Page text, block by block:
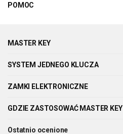
POMOC
MASTER KEY
SYSTEM JEDNEGO KLUCZA
ZAMKI ELEKTRONICZNE
GDZIE ZASTOSOWAĆ MASTER KEY
Ostatnio ocenione